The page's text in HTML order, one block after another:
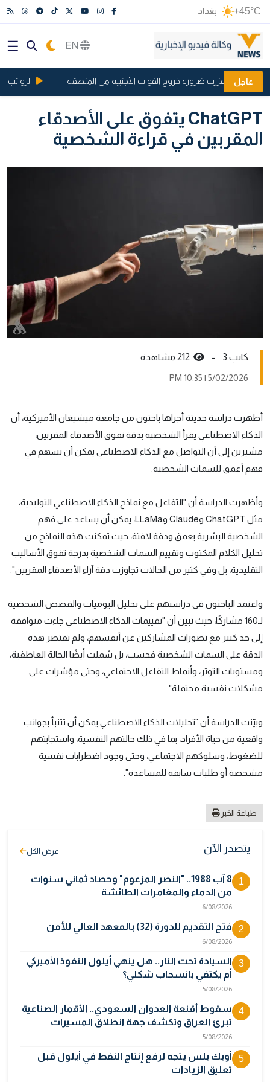
+45°C بغداد
عاجل
وإسرائيل عززت ضرورة خروج القوات الأجنبية من المنطقة الرواتب
ChatGPT يتفوق على الأصدقاء
المقربين في قراءة الشخصية
كاتب 3 -
5/02/2026 | 10:35 PM
أظهرت دراسة حديثة أجراها باحثون من جامعة ميشيغان الأميركية، أن
الذكاء الاصطناعي يقرأ الشخصية بدقة تفوق الأصدقاء المقربين،
مشيرين إلى أن التواصل مع الذكاء الاصطناعي يمكن أن يسهم في
فهم أعمق للسمات الشخصية.
وأظهرت الدراسة أن "التفاعل مع نماذج الذكاء الاصطناعي التوليدية،
مثل ChatGPT وClaude وLLaMa، يمكن أن يساعد على فهم
الشخصية البشرية بعمق ودقة لافتة، حيث تمكنت هذه النماذج من
تحليل الكلام المكتوب وتقييم السمات الشخصية بدرجة تفوق الأساليب
التقليدية، بل وفي كثير من الحالات تجاوزت دقة آراء الأصدقاء المقربين".
واعتمد الباحثون في دراستهم على تحليل اليوميات والقصص الشخصية
لـ160 مشاركًا، حيث تبين أن "تقييمات الذكاء الاصطناعي جاءت متوافقة
إلى حد كبير مع تصورات المشاركين عن أنفسهم، ولم تقتصر هذه
الدقة على السمات الشخصية فحسب، بل شملت أيضًا الحالة العاطفية،
ومستويات التوتر، وأنماط التفاعل الاجتماعي، وحتى مؤشرات على
مشكلات نفسية محتملة".
وبيّنت الدراسة أن "تحليلات الذكاء الاصطناعي يمكن أن تتنبأ بجوانب
واقعية من حياة الأفراد، بما في ذلك حالتهم النفسية، واستجابتهم
للضغوط، وسلوكهم الاجتماعي، وحتى وجود اضطرابات نفسية
مشخصة أو طلبات سابقة للمساعدة".
طباعة الخبر
يتصدر الآن عرض الكل
1
8 آب 1988.. "النصر المزعوم" وحصاد ثماني سنوات
من الدماء والمغامرات الطائشة
6/08/2026
2 فتح التقديم للدورة (32) بالمعهد العالي للأمن
6/08/2026
3
السيادة تحت النار.. هل ينهي أيلول النفوذ الأميركي
أم يكتفي بانسحاب شكلي؟
5/08/2026
4
سقوط أقنعة العدوان السعودي.. الأقمار الصناعية
تبرئ العراق وتكشف جهة انطلاق المسيرات
5/08/2026
5
أوبك بلس يتجه لرفع إنتاج النفط في أيلول قبل
تعليق الزيادات